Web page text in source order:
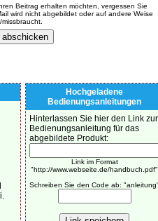
Beitrag erhalten möchten, vergessen Sie
wird nicht abgebildet oder auf andere Weise
Hochgeladene
Bedienungsanleitungen
Hinterlassen Sie hier den Link zur
Bedienungsanleitung für das
abgebildete Produkt:
Link im Format
"http://www.webseite.de/handbuch.pdf"
Schreiben Sie den Code ab: